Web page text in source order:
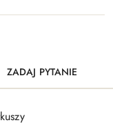
ZADAJ PYTANIE